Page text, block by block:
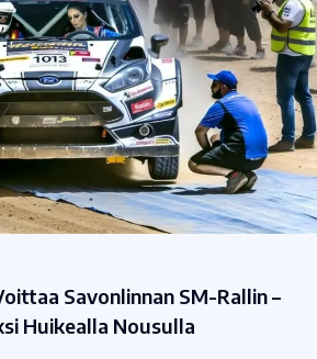
Savonlinnan SM-Rallin –
Huikealla Nousulla